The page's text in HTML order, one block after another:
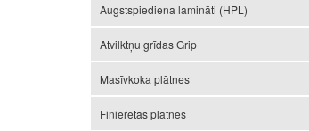
Augstspiediena lamināti (HPL)
Atvilktņu grīdas Grip
Masīvkoka plātnes
Finierētas plātnes